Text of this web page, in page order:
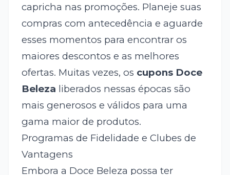
capricha nas promoções. Planeje suas
compras com antecedência e aguarde
esses momentos para encontrar os
maiores descontos e as melhores
ofertas. Muitas vezes, os cupons Doce
Beleza liberados nessas épocas são
mais generosos e válidos para uma
gama maior de produtos.
Programas de Fidelidade e Clubes de
Vantagens
Embora a Doce Beleza possa ter